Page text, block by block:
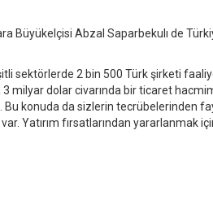
Büyükelçisi Abzal Saparbekulı de
sektörlerde 2 bin 500 Türk şirketi
3 milyar dolar civarında bir ticaret
konuda da sizlerin tecrübelerinden
Yatırım fırsatlarından yararlanmak